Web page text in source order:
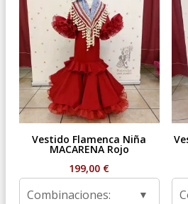
Vestido Flamenca Niña
MACARENA Rojo
199,00 €
Combinaciones: